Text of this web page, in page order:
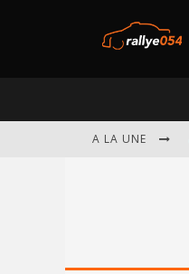
A LA UNE